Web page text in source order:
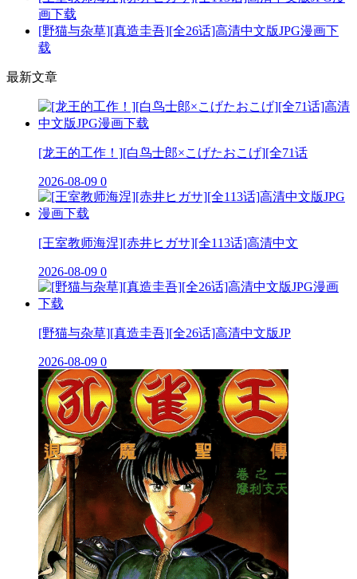
画下载
[野猫与杂草][真造圭吾][全26话]高清中文版JPG漫画下
载
最新文章
[龙王的工作！][白鸟士郎×こげたおこげ][全71话
2026-08-09 0
[王室教师海涅][赤井ヒガサ][全113话]高清中文
2026-08-09 0
[野猫与杂草][真造圭吾][全26话]高清中文版JP
2026-08-09 0